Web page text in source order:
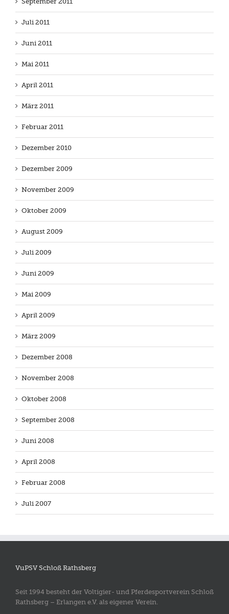
Juli 2011
Juni 2011
Mai 2011
April 2011
März 2011
Februar 2011
Dezember 2010
Dezember 2009
November 2009
Oktober 2009
August 2009
Juli 2009
Juni 2009
Mai 2009
April 2009
März 2009
Dezember 2008
November 2008
Oktober 2008
September 2008
Juni 2008
April 2008
Februar 2008
Juli 2007
VuPSV Schloß Rathsberg
Seit 1994 besteht der Voltigier- und Pferdesportverein Schloß
Rathsberg – Erlangen e.V. als eigener Verein.